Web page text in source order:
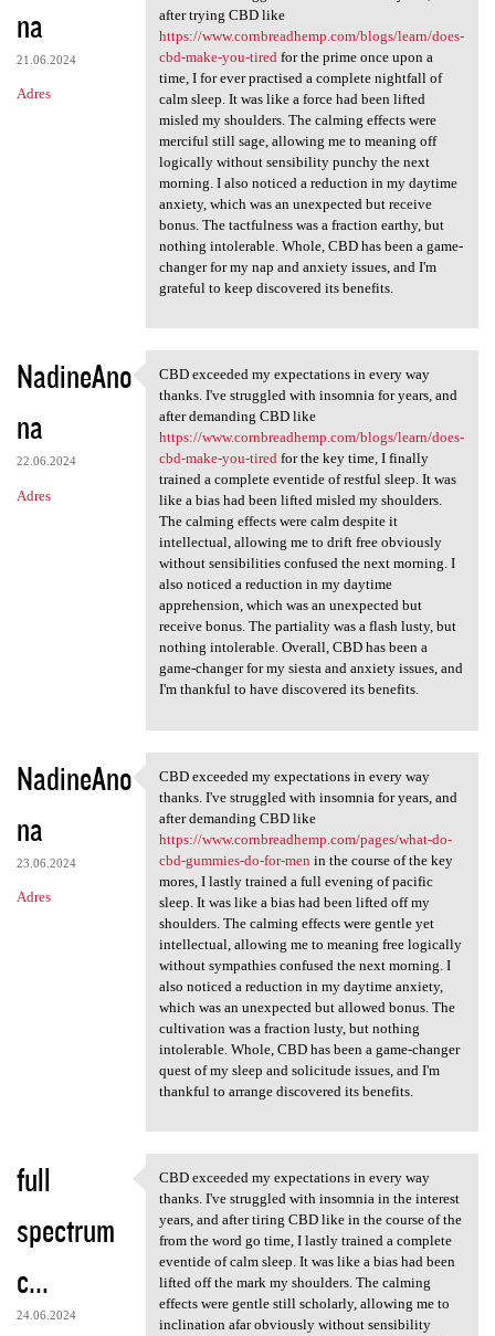
na
21.06.2024
Adres
after trying CBD like
https://www.cornbreadhemp.com/blogs/learn/does-
cbd-make-you-tired for the prime once upon a
time, I for ever practised a complete nightfall of
calm sleep. It was like a force had been lifted
misled my shoulders. The calming effects were
merciful still sage, allowing me to meaning off
logically without sensibility punchy the next
morning. I also noticed a reduction in my daytime
anxiety, which was an unexpected but receive
bonus. The tactfulness was a fraction earthy, but
nothing intolerable. Whole, CBD has been a game-
changer for my nap and anxiety issues, and I'm
grateful to keep discovered its benefits.
NadineAno
na
22.06.2024
Adres
CBD exceeded my expectations
CBD exceeded my expectations in every way
thanks. I've struggled with insomnia for years, and
after demanding CBD like
https://www.cornbreadhemp.com/blogs/learn/does-
cbd-make-you-tiredfor the key time, I finally
trained a complete eventide of restful sleep. It was
like a bias had been lifted misled my shoulders.
The calming effects were calm despite it
intellectual, allowing me to drift free obviously
without sensibilities confused the next morning. I
also noticed a reduction in my daytime
apprehension, which was an unexpected but
receive bonus. The partiality was a flash lusty, but
nothing intolerable. Overall, CBD has been a
game-changer for my siesta and anxiety issues, and
I'm thankful to have discovered its benefits.
NadineAno
na
23.06.2024
Adres
CBD exceeded my expectations
CBD exceeded my expectations in every way
thanks. I've struggled with insomnia for years, and
after demanding CBD like
https://www.cornbreadhemp.com/pages/what-do-
cbd-gummies-do-for-men in the course of the key
mores, I lastly trained a full evening of pacific
sleep. It was like a bias had been lifted off my
shoulders. The calming effects were gentle yet
intellectual, allowing me to meaning free logically
without sympathies confused the next morning. I
also noticed a reduction in my daytime anxiety,
which was an unexpected but allowed bonus. The
cultivation was a fraction lusty, but nothing
intolerable. Whole, CBD has been a game-changer
quest of my sleep and solicitude issues, and I'm
thankful to arrange discovered its benefits.
full
spectrum
c...
24.06.2024
CBD exceeded my expectations
CBD exceeded my expectations in every way
thanks. I've struggled with insomnia in the interest
years, and after tiring CBD like in the course of the
from the word go time, I lastly trained a complete
eventide of calm sleep. It was like a bias had been
lifted off the mark my shoulders. The calming
effects were gentle still scholarly, allowing me to
inclination afar obviously without sensibility